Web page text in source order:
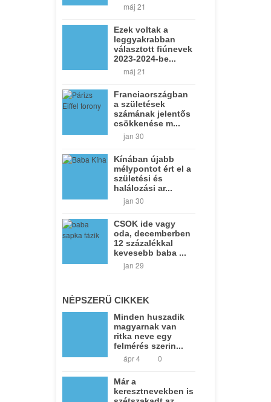
máj 21
Ezek voltak a
leggyakrabban
választott fiúnevek
2023-2024-be...
máj 21
Franciaországban
a születések
számának jelentős
csökkenése m...
jan 30
Kínában újabb
mélypontot ért el a
születési és
halálozási ar...
jan 30
CSOK ide vagy
oda, decemberben
12 százalékkal
kevesebb baba ...
jan 29
NÉPSZERŰ CIKKEK
Minden huszadik
magyarnak van
ritka neve egy
felmérés szerin...
ápr 4 0
Már a
keresztnevekben is